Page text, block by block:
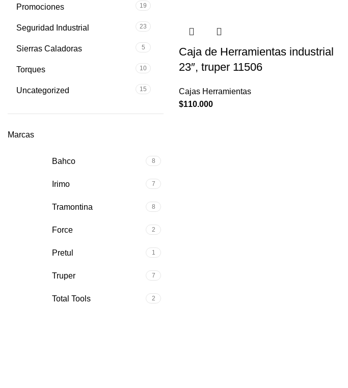
Promociones 19
Seguridad Industrial 23
Sierras Caladoras 5
Torques 10
Uncategorized 15
Marcas
Bahco 8
Irimo 7
Tramontina 8
Force 2
Pretul 1
Truper 7
Total Tools 2
Caja de Herramientas industrial
23″, truper 11506
Cajas Herramientas
$110.000